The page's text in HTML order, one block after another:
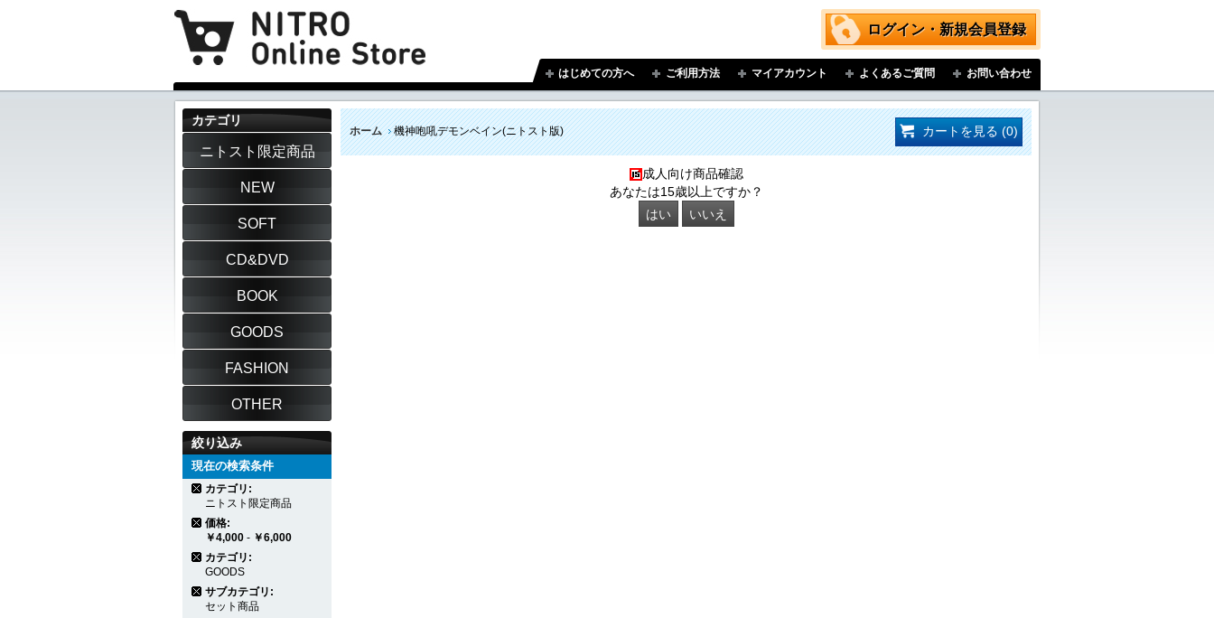
ログイン・新規会員登録
はじめての方へ ご利用方法 マイアカウント よくあるご質問 お問い合わせ
ホーム 機神咆吼デモンベイン(ニトスト版) カートを見る (0)
成人向け商品確認
あなたは15歳以上ですか？
はい
いいえ
カテゴリ
ニトスト限定商品
NEW
SOFT
CD&DVD
BOOK
GOODS
FASHION
OTHER
絞り込み
現在の検索条件
カテゴリ:
ニトスト限定商品
価格:
￥4,000 - ￥6,000
カテゴリ:
GOODS
サブカテゴリ:
セット商品